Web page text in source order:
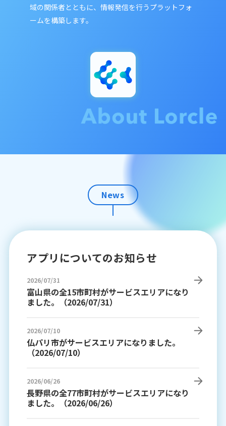
域の関係者とともに、情報発信を行うプラットフォ
ームを構築します。
News
アプリについてのお知らせ
2026/07/31
富山県の全15市町村がサービスエリアになり
ました。（2026/07/31）
2026/07/10
仏パリ市がサービスエリアになりました。
（2026/07/10）
2026/06/26
長野県の全77市町村がサービスエリアになり
ました。（2026/06/26）